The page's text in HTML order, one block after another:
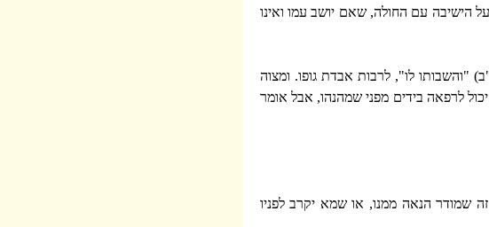
הישיבה עם החולה, שאם יושב עמו ואינו
לו", לרבות אבדת גופו. ומצוה
לרפאה בידים מפני שמהנהו, אבל אומר
שמודר הנאה ממנו, או שמא יקרב לפניו